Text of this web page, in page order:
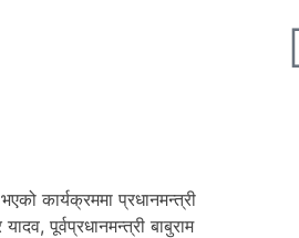
कार्यक्रममा प्रधानमन्त्री
पूर्वप्रधानमन्त्री बाबुराम